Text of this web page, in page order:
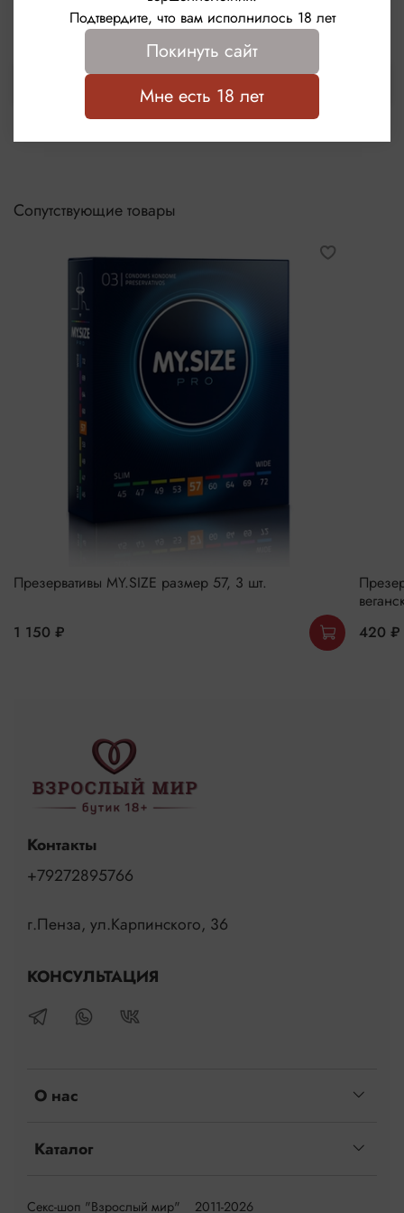
Написать отзыв
Выбрать
Сопутствующие товары
Презервативы MY.SIZE размер 57, 3 шт.
1 150 ₽
420 ₽
О нас
Каталог
Контакты
+79272895766
г.Пенза, ул.Карпинского, 36
КОНСУЛЬТАЦИЯ
Секс-шоп "Взрослый мир" 2011-2026
Подтвердите, что вам исполнилось 18 лет
Покинуть сайт
Мне есть 18 лет